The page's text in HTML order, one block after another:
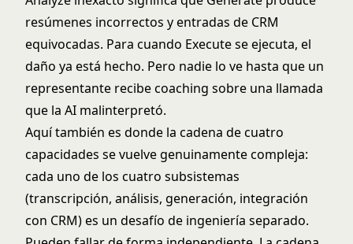
resúmenes incorrectos y entradas de CRM
equivocadas. Para cuando Execute se ejecuta, el
daño ya está hecho. Pero nadie lo ve hasta que un
representante recibe coaching sobre una llamada
que la AI malinterpretó.
Aquí también es donde la cadena de cuatro
capacidades se vuelve genuinamente compleja:
cada uno de los cuatro subsistemas
(transcripción, análisis, generación, integración
con CRM) es un desafío de ingeniería separado.